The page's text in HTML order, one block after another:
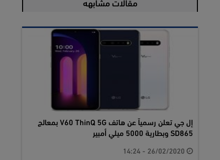
إل جي تعلن رسمياً عن هاتف V60 ThinQ 5G بمعالج
SD865 وبطارية 5000 ميلي أمبير